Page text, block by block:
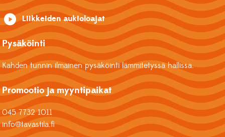
Liikkeiden aukioloajat
Pysäköinti
Kahden tunnin ilmainen pysäköinti lämmitetyssä hallissa.
Promootio ja myyntipaikat
045 7732 1011
info@tavastila.fi